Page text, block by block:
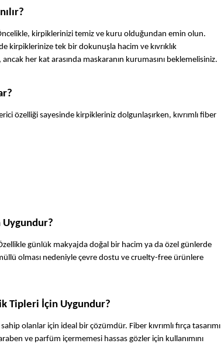
kirpiklerinizi temiz ve kuru olduğundan emin olun.
kirpiklerinize tek bir dokunuşla hacim ve kıvrıklık
her kat arasında maskaranın kurumasını beklemelisiniz.
özelliği sayesinde kirpikleriniz dolgunlaşırken, kıvrımlı fiber
Uygundur?
günlük makyajda doğal bir hacim ya da özel günlerde
olması nedeniyle çevre dostu ve cruelty-free ürünlere
Tipleri İçin Uygundur?
olanlar için ideal bir çözümdür. Fiber kıvrımlı fırça tasarımı
ve parfüm içermemesi hassas gözler için kullanımını